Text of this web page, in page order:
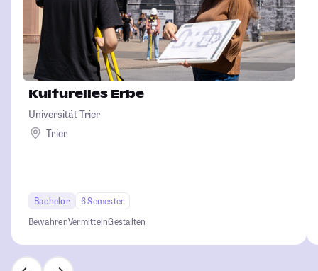
Kulturelles Erbe
Universität Trier
Trier
Bachelor
6 Semester
BewahrenVermittelnGestalten